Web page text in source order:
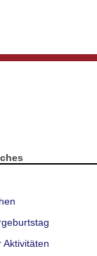
Aktivitäten